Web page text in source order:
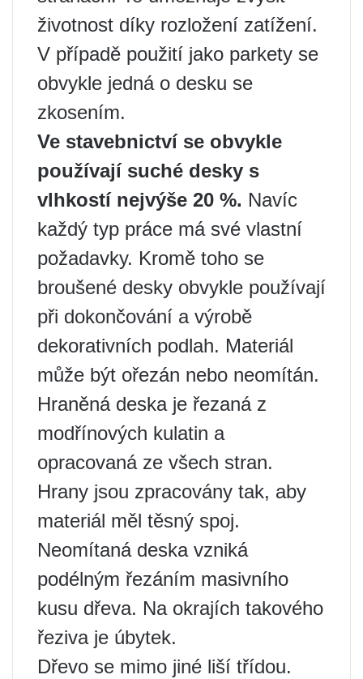
životnost díky rozložení zatížení.
V případě použití jako parkety se
obvykle jedná o desku se
zkosením.
Ve stavebnictví se obvykle
používají suché desky s
vlhkostí nejvýše 20 %. Navíc
každý typ práce má své vlastní
požadavky. Kromě toho se
broušené desky obvykle používají
při dokončování a výrobě
dekorativních podlah. Materiál
může být ořezán nebo neomítán.
Hraněná deska je řezaná z
modřínových kulatin a
opracovaná ze všech stran.
Hrany jsou zpracovány tak, aby
materiál měl těsný spoj.
Neomítaná deska vzniká
podélným řezáním masivního
kusu dřeva. Na okrajích takového
řeziva je úbytek.
Dřevo se mimo jiné liší třídou.